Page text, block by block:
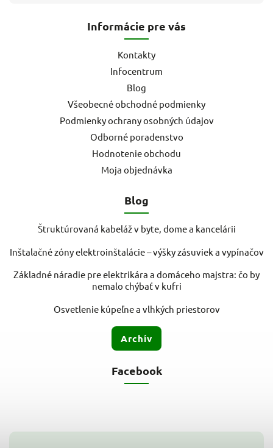
Informácie pre vás
Kontakty
Infocentrum
Blog
Všeobecné obchodné podmienky
Podmienky ochrany osobných údajov
Odborné poradenstvo
Hodnotenie obchodu
Moja objednávka
Blog
Štruktúrovaná kabeláž v byte, dome a kancelárii
Inštalačné zóny elektroinštalácie – výšky zásuviek a vypínačov
Základné náradie pre elektrikára a domáceho majstra: čo by
nemalo chýbať v kufri
Osvetlenie kúpeľne a vlhkých priestorov
Archív
Facebook